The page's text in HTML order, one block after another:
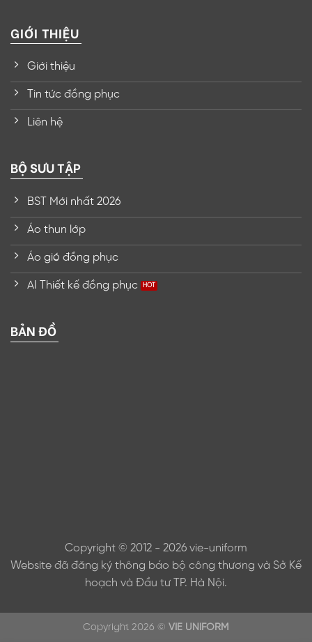
GIỚI THIỆU
Giới thiệu
Tin tức đồng phục
Liên hệ
BỘ SƯU TẬP
BST Mới nhất 2026
Áo thun lớp
Áo gió đồng phục
AI Thiết kế đồng phục
BẢN ĐỒ
Copyright © 2012 - 2026 vie-uniform
Website đã đăng ký thông báo bộ công thương và Sở Kế
hoạch và Đầu tư TP. Hà Nội.
Copyright 2026 © VIE UNIFORM